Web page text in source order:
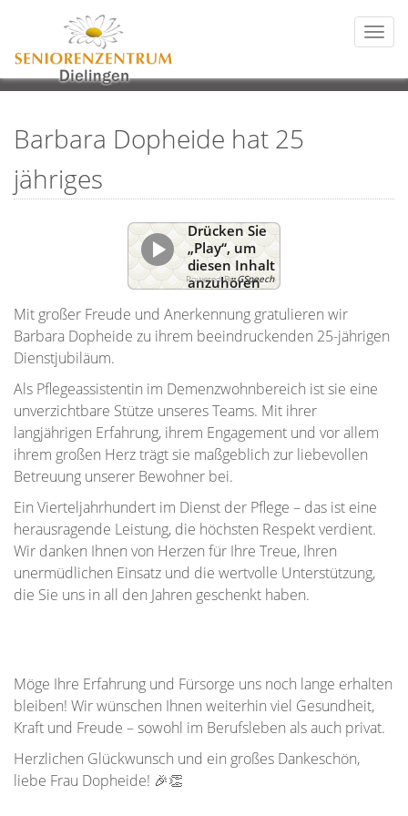
Barbara Dopheide hat 25
jähriges
Drücken Sie
„Play“, um
diesen Inhalt
anzuhören
Powered By GSpeech
Mit großer Freude und Anerkennung gratulieren wir
Barbara Dopheide zu ihrem beeindruckenden 25-jährigen
Dienstjubiläum.
Als Pflegeassistentin im Demenzwohnbereich ist sie eine
unverzichtbare Stütze unseres Teams. Mit ihrer
langjährigen Erfahrung, ihrem Engagement und vor allem
ihrem großen Herz trägt sie maßgeblich zur liebevollen
Betreuung unserer Bewohner bei.
Ein Vierteljahrhundert im Dienst der Pflege – das ist eine
herausragende Leistung, die höchsten Respekt verdient.
Wir danken Ihnen von Herzen für Ihre Treue, Ihren
unermüdlichen Einsatz und die wertvolle Unterstützung,
die Sie uns in all den Jahren geschenkt haben.
Möge Ihre Erfahrung und Fürsorge uns noch lange erhalten
bleiben! Wir wünschen Ihnen weiterhin viel Gesundheit,
Kraft und Freude – sowohl im Berufsleben als auch privat.
Herzlichen Glückwunsch und ein großes Dankeschön,
liebe Frau Dopheide! 🎉👏